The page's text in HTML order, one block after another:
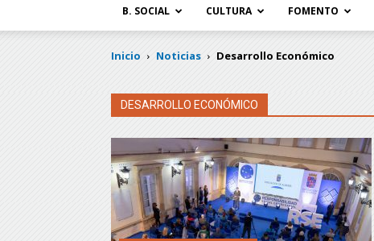
B. SOCIAL CULTURA FOMENTO
Inicio Noticias Desarrollo Económico
DESARROLLO ECONÓMICO